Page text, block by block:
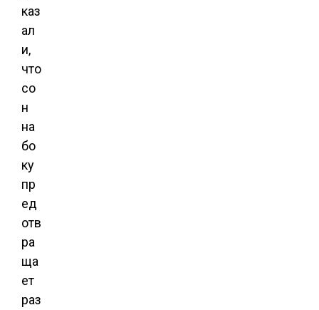
каз
ал
и,
что
со
н
на
бо
ку
пр
ед
отв
ра
ща
ет
раз